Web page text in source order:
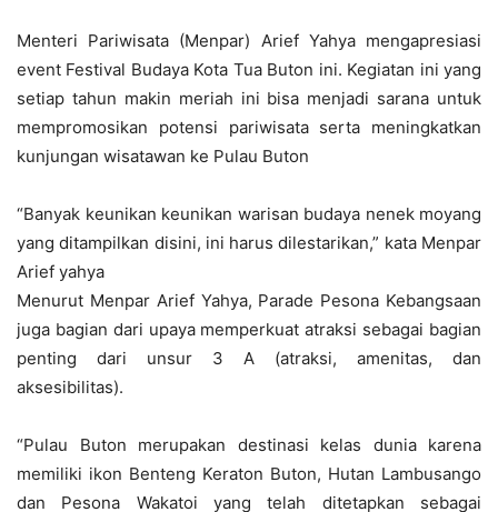
Menteri Pariwisata (Menpar) Arief Yahya mengapresiasi
event Festival Budaya Kota Tua Buton ini. Kegiatan ini yang
setiap tahun makin meriah ini bisa menjadi sarana untuk
mempromosikan potensi pariwisata serta meningkatkan
kunjungan wisatawan ke Pulau Buton
“Banyak keunikan keunikan warisan budaya nenek moyang
yang ditampilkan disini, ini harus dilestarikan,” kata Menpar
Arief yahya
Menurut Menpar Arief Yahya, Parade Pesona Kebangsaan
juga bagian dari upaya memperkuat atraksi sebagai bagian
penting dari unsur 3 A (atraksi, amenitas, dan
aksesibilitas).
“Pulau Buton merupakan destinasi kelas dunia karena
memiliki ikon Benteng Keraton Buton, Hutan Lambusango
dan Pesona Wakatoi yang telah ditetapkan sebagai